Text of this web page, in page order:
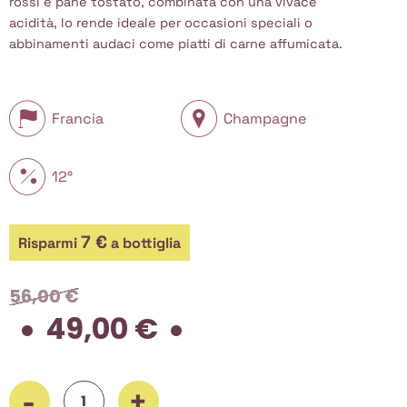
acidità, lo rende ideale per occasioni speciali o
abbinamenti audaci come piatti di carne affumicata.
Francia Champagne
12°
Risparmi7 €a bottiglia
56,00€
prezzo
56,00 €.
49,00 €
Brice, Blanc de Noirs Extra brut Grand Cru, 750 ml quantità